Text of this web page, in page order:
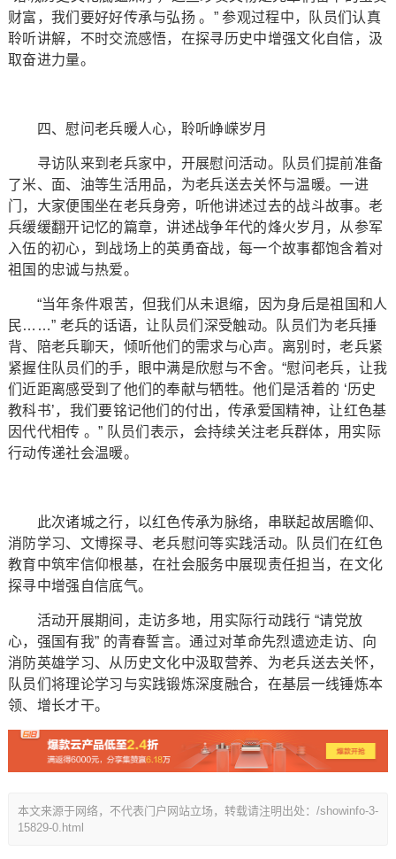
财富，我们要好好传承与弘扬 。” 参观过程中，队员们认真
聆听讲解，不时交流感悟，在探寻历史中增强文化自信，汲
取奋进力量。
四、慰问老兵暖人心，聆听峥嵘岁月
寻访队来到老兵家中，开展慰问活动。队员们提前准备
了米、面、油等生活用品，为老兵送去关怀与温暖。一进
门，大家便围坐在老兵身旁，听他讲述过去的战斗故事。老
兵缓缓翻开记忆的篇章，讲述战争年代的烽火岁月，从参军
入伍的初心，到战场上的英勇奋战，每一个故事都饱含着对
祖国的忠诚与热爱。
“当年条件艰苦，但我们从未退缩，因为身后是祖国和人
民……” 老兵的话语，让队员们深受触动。队员们为老兵捶
背、陪老兵聊天，倾听他们的需求与心声。离别时，老兵紧
紧握住队员们的手，眼中满是欣慰与不舍。“慰问老兵，让我
们近距离感受到了他们的奉献与牺牲。他们是活着的 ‘历史
教科书’，我们要铭记他们的付出，传承爱国精神，让红色基
因代代相传 。” 队员们表示，会持续关注老兵群体，用实际
行动传递社会温暖。
此次诸城之行，以红色传承为脉络，串联起故居瞻仰、
消防学习、文博探寻、老兵慰问等实践活动。队员们在红色
教育中筑牢信仰根基，在社会服务中展现责任担当，在文化
探寻中增强自信底气。
活动开展期间，走访多地，用实际行动践行 “请党放
心，强国有我” 的青春誓言。通过对革命先烈遗迹走访、向
消防英雄学习、从历史文化中汲取营养、为老兵送去关怀，
队员们将理论学习与实践锻炼深度融合，在基层一线锤炼本
领、增长才干。
本文来源于网络，不代表门户网站立场，转载请注明出处：/showinfo-3-
15829-0.html